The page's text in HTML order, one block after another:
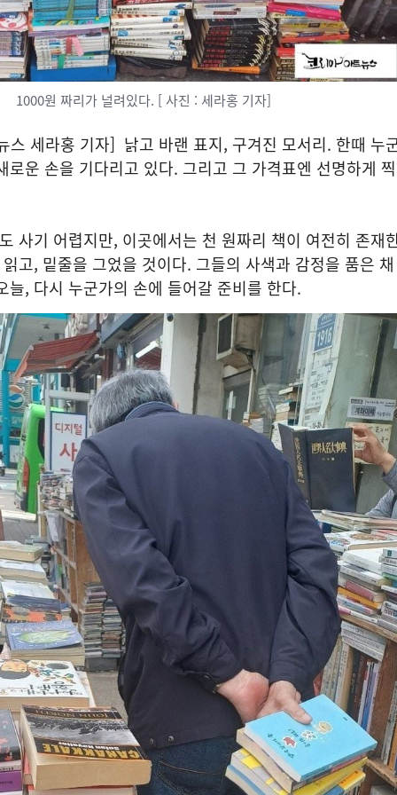
1000원 짜리가 널려있다. [ 사진 : 세라홍 기자]
스 세라홍 기자] 낡고 바랜 표지, 구겨진 모서리. 한때 누
로운 손을 기다리고 있다. 그리고 그 가격표엔 선명하게
사기 어렵지만, 이곳에서는 천 원짜리 책이 여전히 존재
고, 밑줄을 그었을 것이다. 그들의 사색과 감정을 품은
늘, 다시 누군가의 손에 들어갈 준비를 한다.